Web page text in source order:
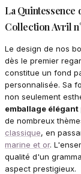
La Quintessence
Collection Avril
Le design de nos
dès le premier
constitue un fond
personnalisée. Sa
non seulement
emballage
de nombreux
classique, en
marine et or.
qualité d'un
aspect prestigieux.